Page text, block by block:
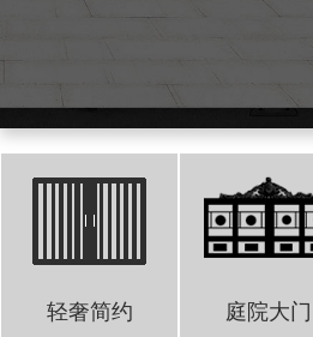
轻奢简约 庭院大门